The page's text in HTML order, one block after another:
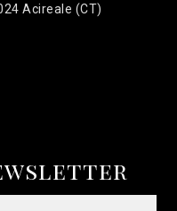
Acireale (CT)